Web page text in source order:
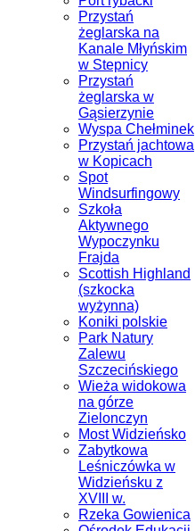
Przystań
żeglarska na
Kanale Młyńskim
w Stepnicy
Przystań
żeglarska w
Gąsierzynie
Wyspa Chełminek
Przystań jachtowa
w Kopicach
Spot
Windsurfingowy
Szkoła
Aktywnego
Wypoczynku
Frajda
Scottish Highland
(szkocka
wyżynna)
Koniki polskie
Park Natury
Zalewu
Szczecińskiego
Wieża widokowa
na górze
Zielonczyn
Most Widzieńsko
Zabytkowa
Leśniczówka w
Widzieńsku z
XVIII w.
Rzeka Gowienica